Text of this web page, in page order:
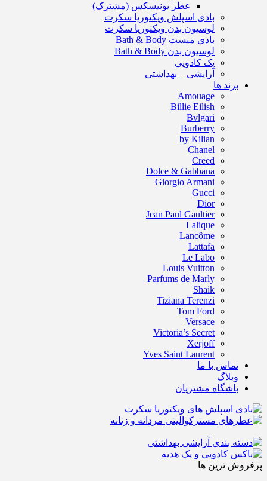
عطر یونیسکس (مشترک)
بادی اسپلش ویکتوریا سکرت
لوسیون بدن ویکتوریا سکرت
بادی میست Bath & Body
لوسیون بدن Bath & Body
پک کادویی
آرایشی – بهداشتی
برند ها
Amouage
Billie Eilish
Bvlgari
Burberry
by Kilian
Chanel
Creed
Dolce & Gabbana
Giorgio Armani
Gucci
Dior
Jean Paul Gaultier
Lalique
Lancôme
Lattafa
Le Labo
Louis Vuitton
Parfums de Marly
Shaik
Tiziana Terenzi
Tom Ford
Versace
Victoria’s Secret
Xerjoff
Yves Saint Laurent
تماس با ما
وبلاگ
باشگاه مشتریان
پرفروش ترین ها